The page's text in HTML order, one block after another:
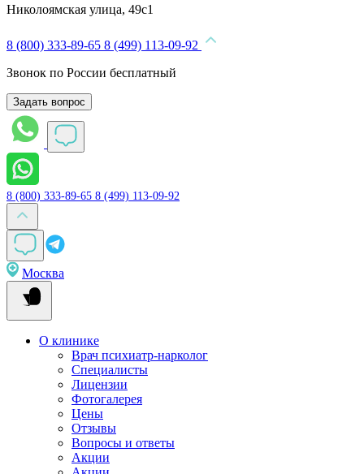
Николоямская улица, 49с1
8 (800) 333-89-65 8 (499) 113-09-92
Звонок по России бесплатный
Задать вопрос
8 (800) 333-89-65 8 (499) 113-09-92
Москва
О клинике
Врач психиатр-нарколог
Специалисты
Лицензии
Фотогалерея
Цены
Отзывы
Вопросы и ответы
Акции